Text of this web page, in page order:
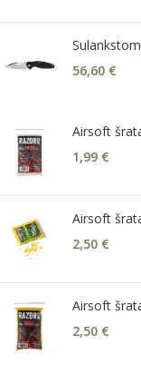
56,60 €
Airsoft
1,99 €
Airsoft
2,50 €
Airsoft
2,50 €